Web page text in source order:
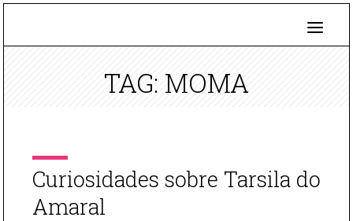
TAG: MOMA
Curiosidades sobre Tarsila do
Amaral